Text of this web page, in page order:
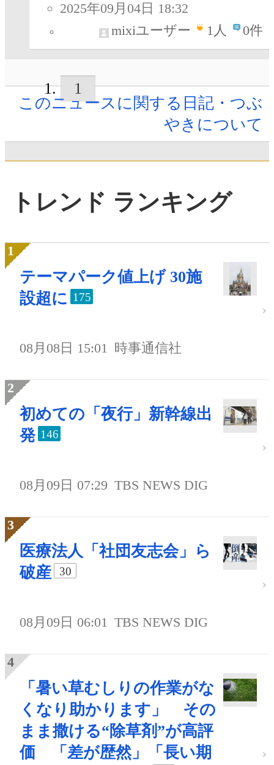
2025年09月04日 18:32
mixiユーザー
1人 0件
1
このニュースに関する日記・つぶ
やきについて
トレンド ランキング
テーマパーク値上げ 30施
設超に 175
08月08日 15:01 時事通信社
初めての「夜行」新幹線出
発 146
08月09日 07:29 TBS NEWS DIG
医療法人「社団友志会」ら
破産
30
08月09日 06:01 TBS NEWS DIG
「暑い草むしりの作業がな
くなり助かります」 その
まま撒ける“除草剤”が高評
価 「差が歴然」「長い期